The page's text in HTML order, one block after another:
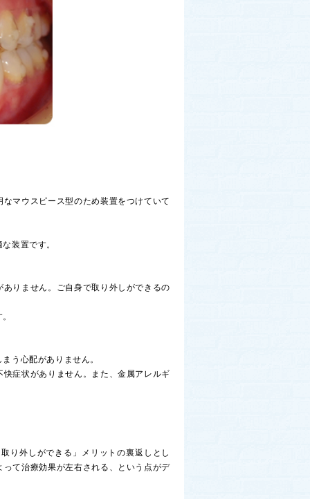
マウスピース型のため装置をつけていて
装置です。
りません。ご自身で取り外しができるの
う心配がありません。
症状がありません。また、金属アレルギ
り外しができる」メリットの裏返しとし
て治療効果が左右される、という点がデ